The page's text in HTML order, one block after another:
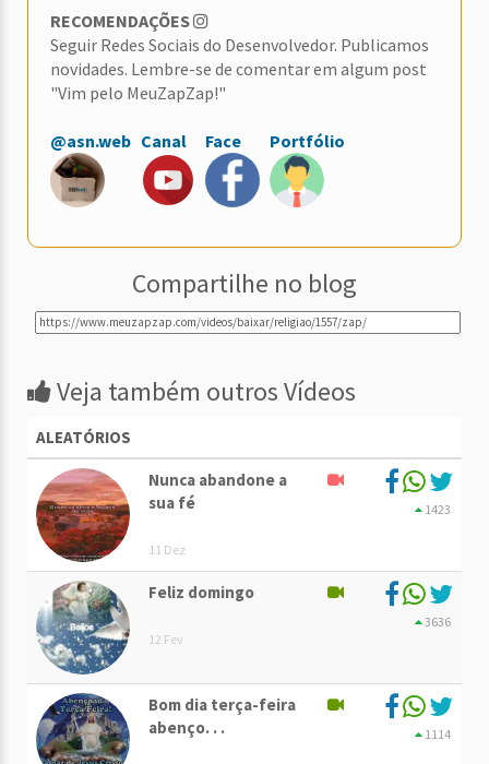
RECOMENDAÇÕES
Seguir Redes Sociais do Desenvolvedor. Publicamos
novidades. Lembre-se de comentar em algum post
"Vim pelo MeuZapZap!"
@asn.web Canal Face Portfólio
Compartilhe no blog
Veja também outros Vídeos
ALEATÓRIOS
Nunca abandone a
sua fé
11 Dez
1423
Feliz domingo
12 Fev
3636
Bom dia terça-feira
abenço. . .
1114